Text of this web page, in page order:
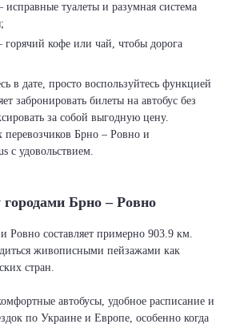
туалеты и разумная система
кофе или чай, чтобы дорога
в дате, просто воспользуйтесь функцией
забронировать билеты на автобус без
за собой выгодную цену.
Брно – Ровно и
с удовольствием.
городами Брно – Ровно
Ровно составляет примерно 903.9 км.
живописными пейзажами как
стран.
автобусы, удобное расписание и
по Украине и Европе, особенно когда